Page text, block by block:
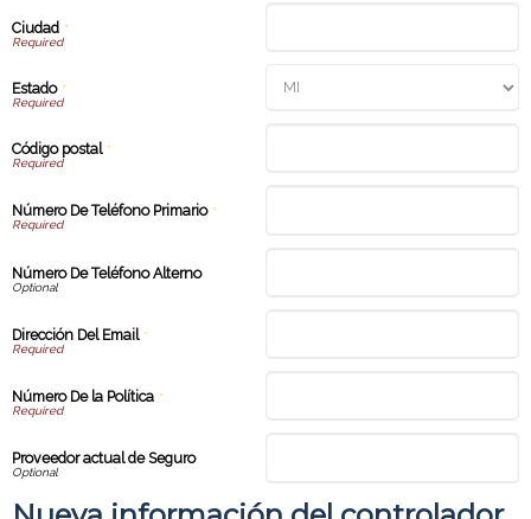
Ciudad *
Estado*
Código postal*
Número De Teléfono Primario*
Número De Teléfono Alterno
Dirección Del Email*
Número De la Política *
Proveedor actual de Seguro